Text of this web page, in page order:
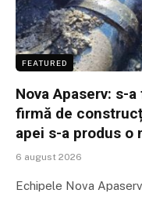
FEATURED
Nova Apaserv: s-
firmă de
apei s-a produs o
6 august 2026
Echipele Nova